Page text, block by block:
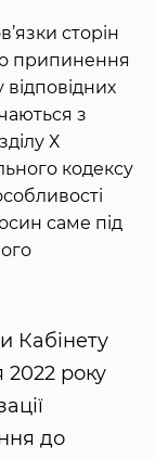
сторін
припинення
відповідних
з
Х
кодексу
саме під
Кабінету
2022 року
до